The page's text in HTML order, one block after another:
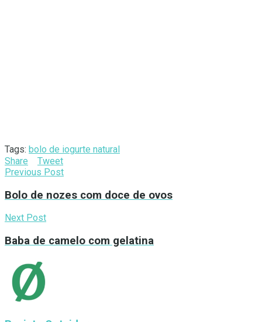
Tags: bolo de iogurte natural
Share
Tweet
Previous Post
Bolo de nozes com doce de ovos
Next Post
Baba de camelo com gelatina